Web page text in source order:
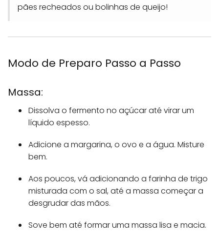
pães recheados ou bolinhas de queijo!
Modo de Preparo Passo a Passo
Massa:
Dissolva o fermento no açúcar até virar um
líquido espesso.
Adicione a margarina, o ovo e a água. Misture
bem.
Aos poucos, vá adicionando a farinha de trigo
misturada com o sal, até a massa começar a
desgrudar das mãos.
Sove bem até formar uma massa lisa e macia.